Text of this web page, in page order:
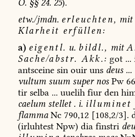
O.§§24.25).
etw./jmdn. erleuchten, mit
Klarheit erfüllen:
a) eigentl. u. bildl., mit
Sache/abstr. Akk.: got ...
antsceinesinouiruns deus...
vultumsuumsupernosPw
tir selba... uuelihfiurden
caelumstellet. i. illuminet
flammaNc790,12 [108,2/3].
(irluhtestNpw) diafinstri